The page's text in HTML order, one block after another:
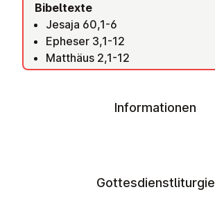
Bibeltexte
Jesaja 60,1-6
Epheser 3,1-12
Matthäus 2,1-12
Informationen
Gottesdienstliturgie